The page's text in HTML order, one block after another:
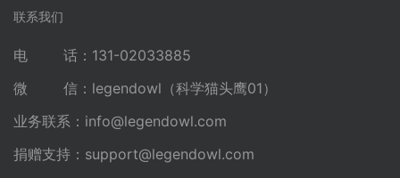
联系我们
电 话：131-02033885
微 信：legendowl（科学猫头鹰01）
业务联系： info@legendowl.com
捐赠支持： support@legendowl.com